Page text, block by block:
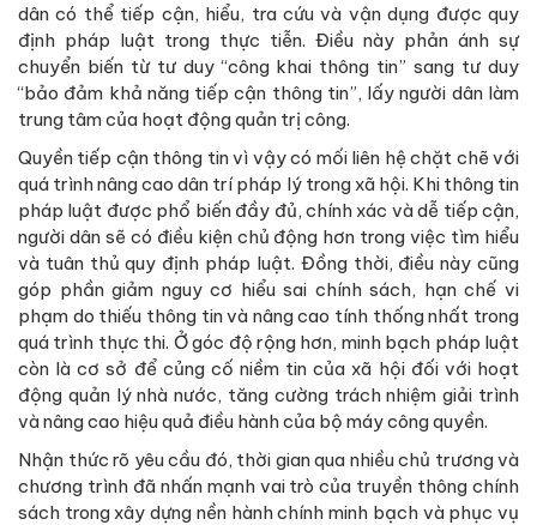
dân có thể tiếp cận, hiểu, tra cứu và vận dụng được quy
định pháp luật trong thực tiễn. Điều này phản ánh sự
chuyển biến từ tư duy “công khai thông tin” sang tư duy
“bảo đảm khả năng tiếp cận thông tin”, lấy người dân làm
trung tâm của hoạt động quản trị công.
Quyền tiếp cận thông tin vì vậy có mối liên hệ chặt chẽ với
quá trình nâng cao dân trí pháp lý trong xã hội. Khi thông tin
pháp luật được phổ biến đầy đủ, chính xác và dễ tiếp cận,
người dân sẽ có điều kiện chủ động hơn trong việc tìm hiểu
và tuân thủ quy định pháp luật. Đồng thời, điều này cũng
góp phần giảm nguy cơ hiểu sai chính sách, hạn chế vi
phạm do thiếu thông tin và nâng cao tính thống nhất trong
quá trình thực thi. Ở góc độ rộng hơn, minh bạch pháp luật
còn là cơ sở để củng cố niềm tin của xã hội đối với hoạt
động quản lý nhà nước, tăng cường trách nhiệm giải trình
và nâng cao hiệu quả điều hành của bộ máy công quyền.
Nhận thức rõ yêu cầu đó, thời gian qua nhiều chủ trương và
chương trình đã nhấn mạnh vai trò của truyền thông chính
sách trong xây dựng nền hành chính minh bạch và phục vụ